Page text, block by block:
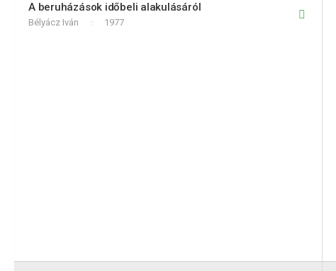
A beruházások időbeli alakulásáról
Bélyácz Iván 1977